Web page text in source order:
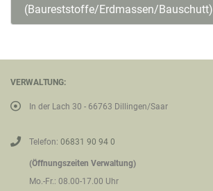
(Baureststoffe/Erdmassen/Bauschutt)
VERWALTUNG:
In der Lach 30 - 66763 Dillingen/Saar
Telefon: 06831 90 94 0
(Öffnungszeiten Verwaltung)
Mo.-Fr.: 08.00-17.00 Uhr